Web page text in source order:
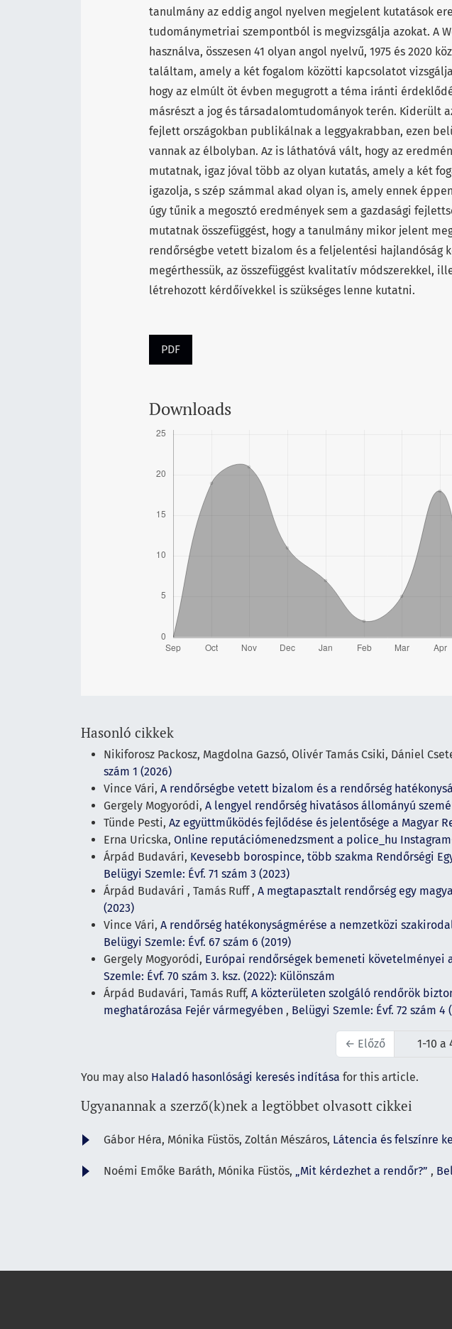
tanulmány az eddig angol nyelven megjelent kutatások
tudománymetriai szempontból is megvizsgálja azokat. A
használva, összesen 41 olyan angol nyelvű, 1975 és 2020
találtam, amely a két fogalom közötti kapcsolatot
hogy az elmúlt öt évben megugrott a téma iránti
másrészt a jog és társadalomtudományok terén. Kiderült
fejlett országokban publikálnak a leggyakrabban, ezen
vannak az élbolyban. Az is láthatóvá vált, hogy az
mutatnak, igaz jóval több az olyan kutatás, amely a két
igazolja, s szép számmal akad olyan is, amely ennek
úgy tűnik a megosztó eredmények sem a gazdasági
mutatnak összefüggést, hogy a tanulmány mikor jelent
rendőrségbe vetett bizalom és a feljelentési hajlandóság
megérthessük, az összefüggést kvalitatív módszerekkel,
létrehozott kérdőívekkel is szükséges lenne kutatni.
PDF
Downloads
Hasonló cikkek
Nikiforosz Packosz, Magdolna Gazsó, Olivér Tamás Csiki, Dániel
szám 1 (2026)
Vince Vári, A rendőrségbe vetett bizalom és a rendőrség
Gergely Mogyoródi, A lengyel rendőrség hivatásos állományú
Tünde Pesti, Az együttműködés fejlődése és jelentősége a Magyar
Erna Uricska, Online reputációmenedzsment a police_hu
Árpád Budavári, Kevesebb borospince, több szakma Rendőrségi
Belügyi Szemle: Évf. 71 szám 3 (2023)
Árpád Budavári , Tamás Ruff , A megtapasztalt rendőrség egy
(2023)
Vince Vári, A rendőrség hatékonyságmérése a nemzetközi
Belügyi Szemle: Évf. 67 szám 6 (2019)
Gergely Mogyoródi, Európai rendőrségek bemeneti követelményei
Szemle: Évf. 70 szám 3. ksz. (2022): Különszám
Árpád Budavári, Tamás Ruff, A közterületen szolgáló rendőrök
meghatározása Fejér vármegyében , Belügyi Szemle: Évf. 72 szám 4
← Előző 1-10
You may also Haladó hasonlósági keresés indítása for this article.
Ugyanannak a szerző(k)nek a legtöbbet olvasott cikkei
Gábor Héra, Mónika Füstös, Zoltán Mészáros, Látencia és felszínre
Noémi Emőke Baráth, Mónika Füstös, „Mit kérdezhet a rendőr?” ,